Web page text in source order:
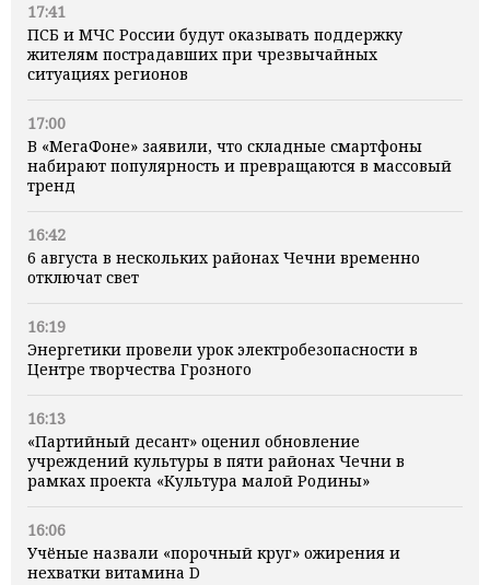
17:41
ПСБ и МЧС России будут оказывать поддержку
жителям пострадавших при чрезвычайных
ситуациях регионов
17:00
В «МегаФоне» заявили, что складные смартфоны
набирают популярность и превращаются в массовый
тренд
16:42
6 августа в нескольких районах Чечни временно
отключат свет
16:19
Энергетики провели урок электробезопасности в
Центре творчества Грозного
16:13
«Партийный десант» оценил обновление
учреждений культуры в пяти районах Чечни в
рамках проекта «Культура малой Родины»
16:06
Учёные назвали «порочный круг» ожирения и
нехватки витамина D